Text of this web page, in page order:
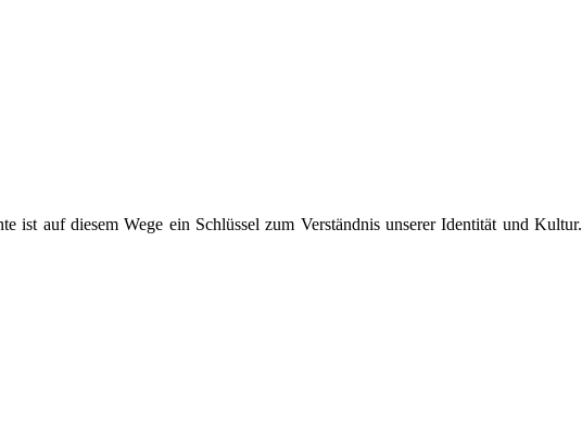
ist auf diesem Wege ein Schlüssel zum Verständnis unserer Identität und Kultur.